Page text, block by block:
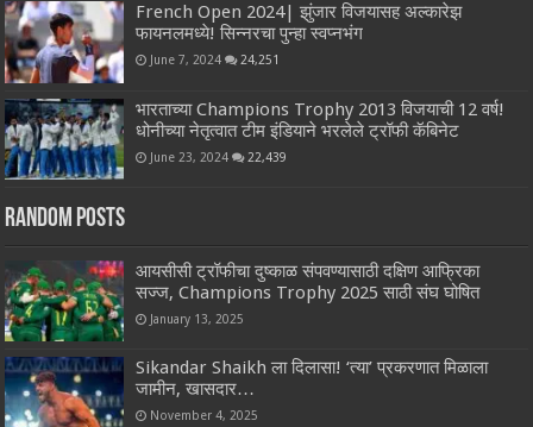
French Open 2024| झुंजार विजयासह अल्कारेझ
फायनलमध्ये! सिन्नरचा पुन्हा स्वप्नभंग
June 7, 2024 24,251
भारताच्या Champions Trophy 2013 विजयाची 12 वर्ष!
धोनीच्या नेतृत्वात टीम इंडियाने भरलेले ट्रॉफी कॅबिनेट
June 23, 2024 22,439
Random Posts
आयसीसी ट्रॉफीचा दुष्काळ संपवण्यासाठी दक्षिण आफ्रिका
सज्ज, Champions Trophy 2025 साठी संघ घोषित
January 13, 2025
Sikandar Shaikh ला दिलासा! ‘त्या’ प्रकरणात मिळाला
जामीन, खासदार…
November 4, 2025